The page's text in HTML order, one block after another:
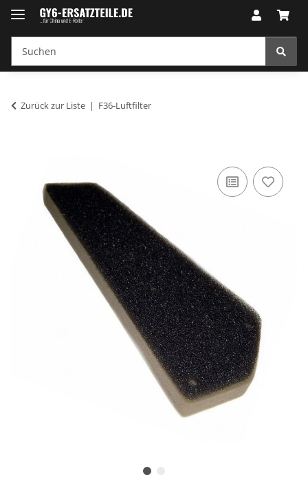
Zurück zur Liste F36-Luftfilter